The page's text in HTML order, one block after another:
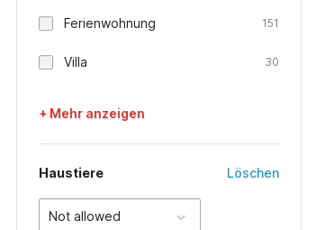
Ferienwohnung 151
Villa 30
+ Mehr anzeigen
Haustiere Löschen
Not allowed